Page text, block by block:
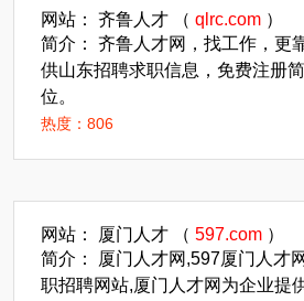
网站： 齐鲁人才 （ qlrc.com ）
简介： 齐鲁人才网，找工作，更
供山东招聘求职信息，免费注册
位。
热度：806
网站： 厦门人才 （ 597.com ）
简介： 厦门人才网,597厦门人才
职招聘网站,厦门人才网为企业提